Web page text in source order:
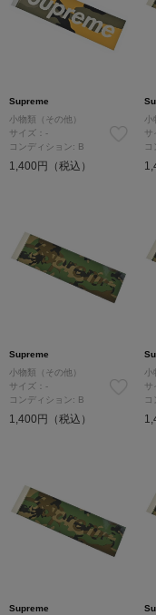
Supreme
小物類（その他）
サイズ：-
コンディション: B
1,400円（税込）
小
サ
Supreme
小物類（その他）
サイズ：-
コンディション: B
1,400円（税込）
小
サ
Supreme